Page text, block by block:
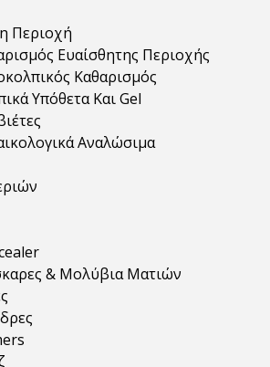
Περιοχή
Ευαίσθητης Περιοχής
Καθαρισμός
Υπόθετα Και Gel
Αναλώσιμα
& Μολύβια Ματιών